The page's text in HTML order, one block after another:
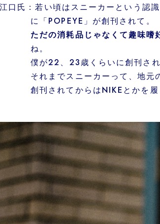
若い頃はスニーカーという認
に「POPEYE」が創刊されて。
ただの消耗品じゃなくて趣味
ね。
僕が22、23歳くらいに創刊さ
それまでスニーカーって、地元
創刊されてからはNIKEとかを履